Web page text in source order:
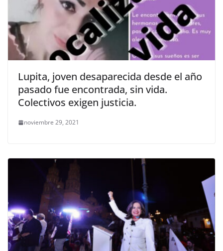
Lupita, joven desaparecida desde el año
pasado fue encontrada, sin vida.
Colectivos exigen justicia.
noviembre 29, 2021